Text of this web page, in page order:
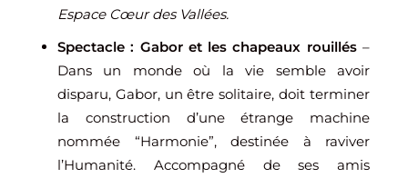
Espace Cœur des Vallées.
Spectacle : Gabor et les chapeaux rouillés–
Dans un monde où la vie semble avoir
disparu, Gabor, un être solitaire, doit terminer
la construction d’une étrange machine
nommée “Harmonie”, destinée à raviver
l’Humanité. Accompagné de ses amis